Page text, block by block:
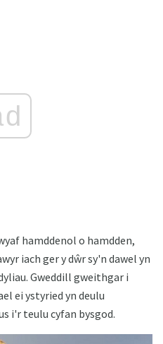
hamddenol o hamdden,
iach ger y dŵr sy'n dawel yn
Gweddill gweithgar i
ei ystyried yn deulu
i'r teulu cyfan bysgod.